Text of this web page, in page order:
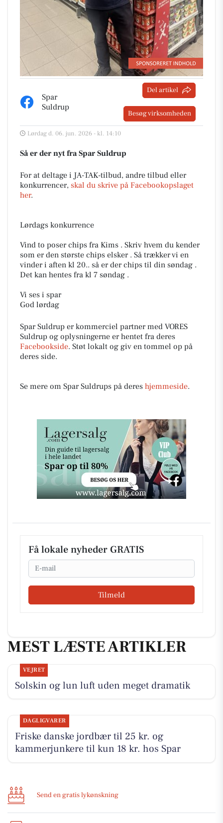
Spar
Suldrup
Del artikel
Besøg virksomheden
Lørdag d. 06. jun. 2026 - kl. 14:10
Så er der nyt fra Spar Suldrup
For at deltage i JA-TAK-tilbud, andre tilbud eller
konkurrencer, skal du skrive på Facebookopslaget
her.
Lørdags konkurrence
Vind to poser chips fra Kims . Skriv hvem du kender
som er den største chips elsker . Så trækker vi en
vinder i aften kl 20.. så er der chips til din søndag .
Det kan hentes fra kl 7 søndag .
Vi ses i spar
God lørdag
Spar Suldrup er kommerciel partner med VORES
Suldrup og oplysningerne er hentet fra deres
Facebookside. Støt lokalt og giv en tommel op på
deres side.
Se mere om Spar Suldrups på deres hjemmeside.
Få lokale nyheder GRATIS
Email
Tilmeld
MEST LÆSTE ARTIKLER
VEJRET
Solskin og lun luft uden meget dramatik
DAGLIGVARER
Friske danske jordbær til 25 kr. og
kammerjunkere til kun 18 kr. hos Spar
Send en gratis lykønskning